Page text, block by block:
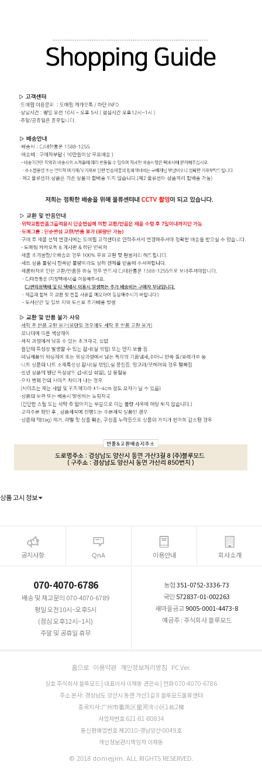
상품 고시 정보
공지사항 QnA 이용안내 회사소개
070-4070-6786
배송 및 재고문의 070-4070-6789
평일 오전10시~오후5시
(점심 오후12시~1시)
주말 및 공휴일 휴무
농협351-0752-3336-73
국민 572837-01-002263
새마을금고9005-0001-4473-8
예금주 : 주식회사 블루모드
홈으로 이용약관 개인정보처리방침 PC Ver.
상호 주식회사 블루모드 | 대표이사 이재동 권은숙 | 전화 070-4070-6786
주소 본사: 경상남도 양산시 동면 가산3길 8 블루모드물류센터
중국지사:广州市番禺区星河湾小区1栋2梯
사업자번호 621-81-80834
통신판매업번호 제2010-경남양산-0049호
개인정보관리책임자 이재동
© 2018 domejjim. ALL RIGHTS RESERVED.